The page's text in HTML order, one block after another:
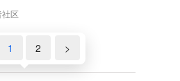
区
1 2 >